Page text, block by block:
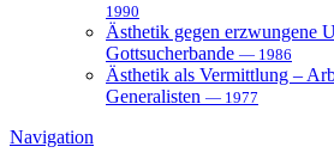
1990
Ästhetik gegen erzwungene
Gottsucherbande — 1986
Ästhetik als Vermittlung –
Generalisten — 1977
Navigation